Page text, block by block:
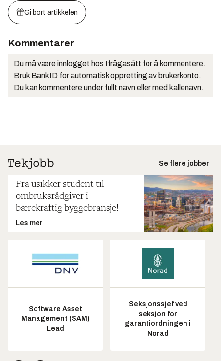
Gi bort artikkelen
Kommentarer
Du må være innlogget hos Ifrågasätt for å kommentere.
Bruk BankID for automatisk oppretting av brukerkonto.
Du kan kommentere under fullt navn eller med kallenavn.
Se flere jobber
Fra usikker student til
ombruksrådgiver i
bærekraftig byggebransje!
Les mer
Software Asset
Management (SAM)
Lead
Seksjonssjef ved
seksjon for
garantiordningen i
Norad